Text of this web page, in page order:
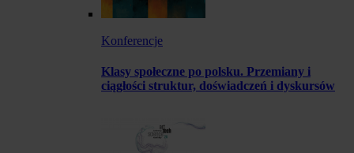
Konferencje
Klasy społeczne po polsku. Przemiany i
ciągłości struktur, doświadczeń i dyskursów